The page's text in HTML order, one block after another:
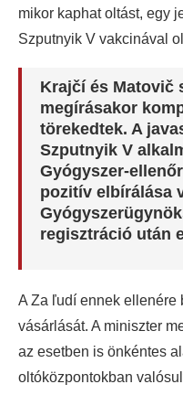
mikor kaphat oltást, egy
Szputnyik V vakcinával
Krajčí és Matovič
megírásakor
törekedtek. A
Szputnyik V
Gyógyszer-
pozitív elbírálása
regisztráció után
A Za ľudí ennek ellenére
vásárlását. A miniszter
az esetben is önkéntes
oltóközpontokban